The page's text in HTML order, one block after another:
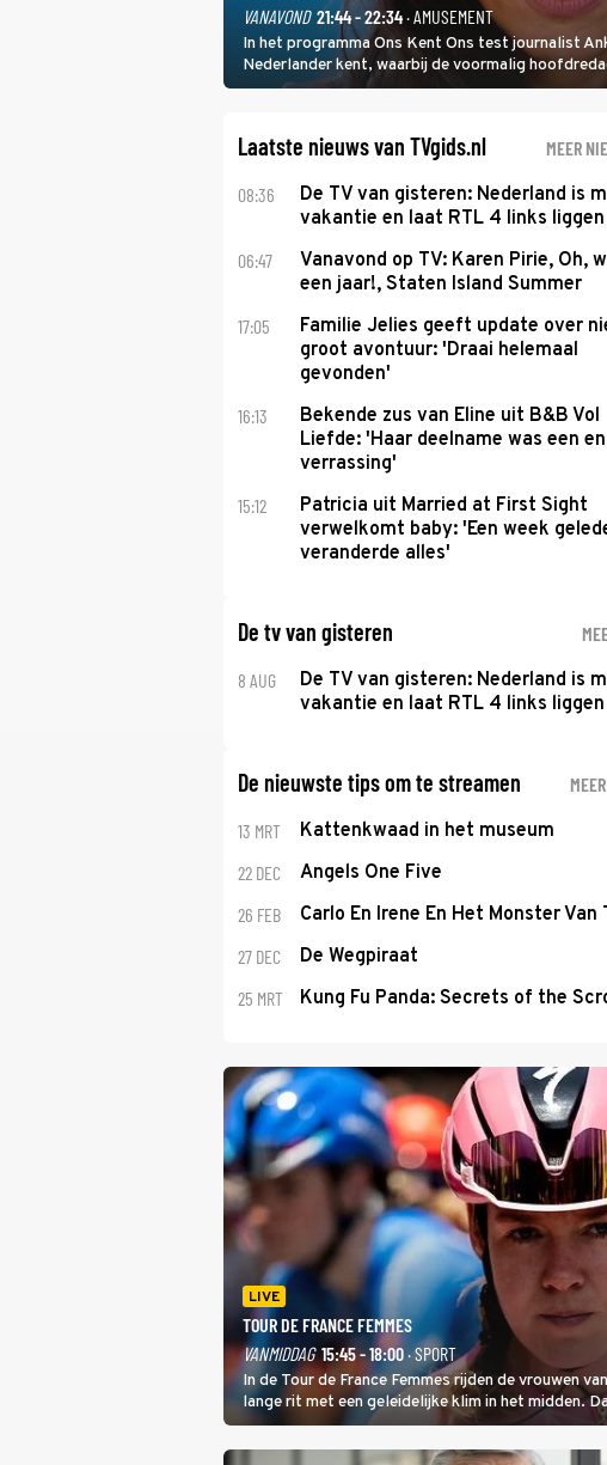
VANAVOND 21:44 - 22:34· AMUSEMENT
In het programma Ons Kent Ons test journalist
Nederlander kent, waarbij de voormalig
het samen met rapper Keizer opneemt tegen
Laatste nieuws van TVgids.nl MEER
08:36
De TV van gisteren: Nederland is
vakantie en laat RTL 4 links liggen
06:47
Vanavond op TV: Karen Pirie, Oh,
een jaar!, Staten Island Summer
17:05
Familie Jelies geeft update over
groot avontuur: 'Draai helemaal
gevonden'
16:13
Bekende zus van Eline uit B&B Vol
Liefde: 'Haar deelname was een
verrassing'
15:12
Patricia uit Married at First Sight
verwelkomt baby: 'Een week
veranderde alles'
De tv van gisteren
8 AUG
De TV van gisteren: Nederland is
vakantie en laat RTL 4 links liggen
De nieuwste tips om te streamen
13 MRT Kattenkwaad in het museum
22 DEC Angels One Five
26 FEB Carlo En Irene En Het Monster Van
27 DEC De Wegpiraat
25 MRT Kung Fu Panda: Secrets of the
LIVE
TOUR DE FRANCE FEMMES
VANMIDDAG 15:45 - 18:00· SPORT
In de Tour de France Femmes rijden de vrouwen
lange rit met een geleidelijke klim in het midden.
dat is de temperatuur. Het kan in Nice namelijk